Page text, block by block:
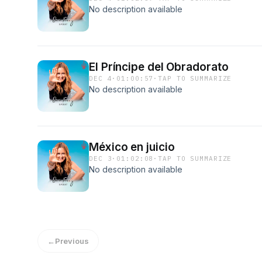
No description available
El Príncipe del Obradorato
DEC 4 · 01:00:57 ·TAP TO SUMMARIZE
No description available
México en juicio
DEC 3 · 01:02:08 ·TAP TO SUMMARIZE
No description available
←Previous